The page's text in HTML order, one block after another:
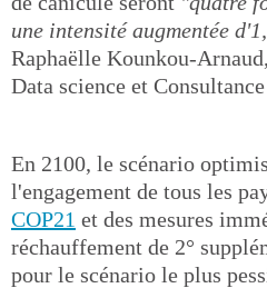
une intensité augmentée
Raphaëlle Kounkou-
Data science et
En 2100, le scénario
l'engagement de tous les
COP21 et des mesures
réchauffement de 2°
pour le scénario le plus